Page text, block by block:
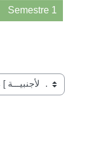
Semestre 1
courses